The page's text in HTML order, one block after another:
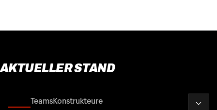
AKTUELLER STAND
TeamsKonstrukteure